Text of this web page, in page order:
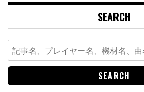
SEARCH
Search
for: